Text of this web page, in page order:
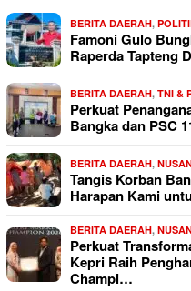
BERITA DAERAH,
Famoni Gulo
Raperda Tapteng
BERITA DAERAH, TNI &
Perkuat
Bangka dan PSC
BERITA DAERAH,
Tangis Korban
Harapan Kami
BERITA DAERAH,
Perkuat
Kepri Raih
Champi…